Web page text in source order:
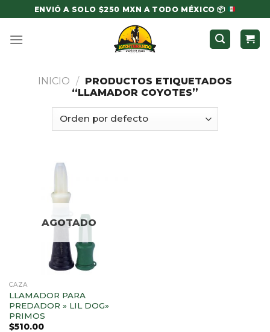
to
content
ENVIÓ A SOLO $250 MXN A TODO MÉXICO📦
INICIO / PRODUCTOS ETIQUETADOS
“LLAMADOR COYOTES”
AGOTADO
CAZA
LLAMADOR PARA
PREDADOR » LIL DOG»
PRIMOS
$510.00